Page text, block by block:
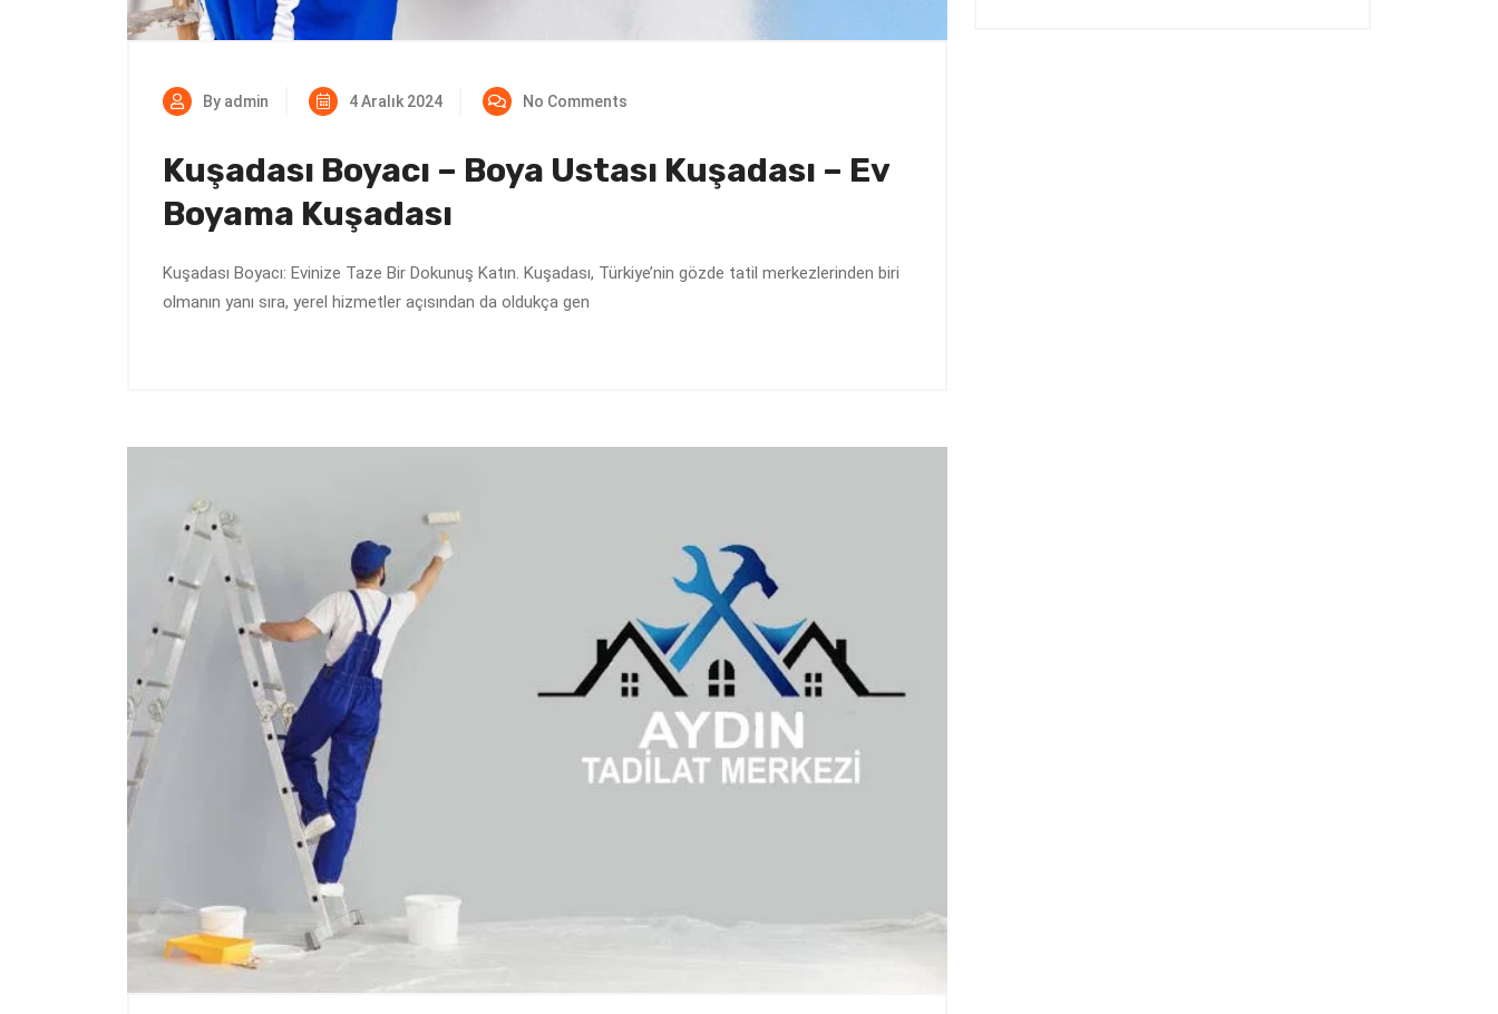
By admin 4 Aralık 2024 No Comments
Kuşadası Boyacı – Boya Ustası Kuşadası – Ev
Boyama Kuşadası
Kuşadası Boyacı: Evinize Taze Bir Dokunuş Katın. Kuşadası, Türkiye’nin gözde tatil merkezlerinden biri
olmanın yanı sıra, yerel hizmetler açısından da oldukça gen